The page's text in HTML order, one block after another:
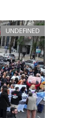
UNDEFINED